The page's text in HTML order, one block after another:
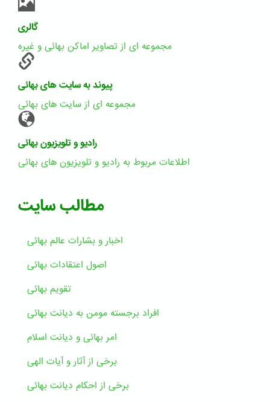
گالری
مجموعه ای از تصاویر اماکن بهائی و غیره
پیوند به سایت های بهائی
مجموعه ای از سایت های بهائی
رادیو و تلویزیون بهائی
اطلاعات مربوط به رادیو و تلویزیون های بهائی
مطالب سایت
اخبار و بشارات عالم بهائى
اصول اعتقادات بهائی
تقویم بهائی
افراد برجسته مومن به دیانت بهائی
امر بهائی و دیانت اسلام
برخی از آثار و آیات الهی
برخی از احکام دیانت بهائی